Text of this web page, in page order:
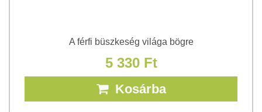
A férfi büszkeség világa bögre
5 330 Ft
Kosárba